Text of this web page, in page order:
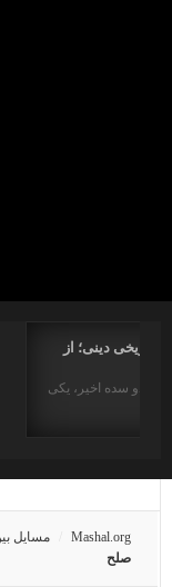
دینی؛ از
در دو سده اخیر، یکی
Mashal.org مسایل
صلح